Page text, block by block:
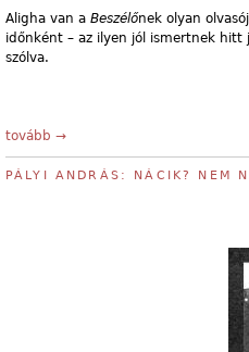
Aligha van a Beszélőnek olyan
időnként – az ilyen jól ismertnek hitt
szólva.
tovább →
PÁLYI ANDRÁS: NÁCIK? NEM